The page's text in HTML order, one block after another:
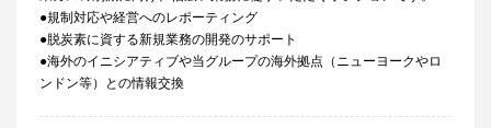
●規制対応や経営へのレポーティング
●脱炭素に資する新規業務の開発のサポート
●海外のイニシアティブや当グループの海外拠点（ニューヨークやロ
ンドン等）との情報交換